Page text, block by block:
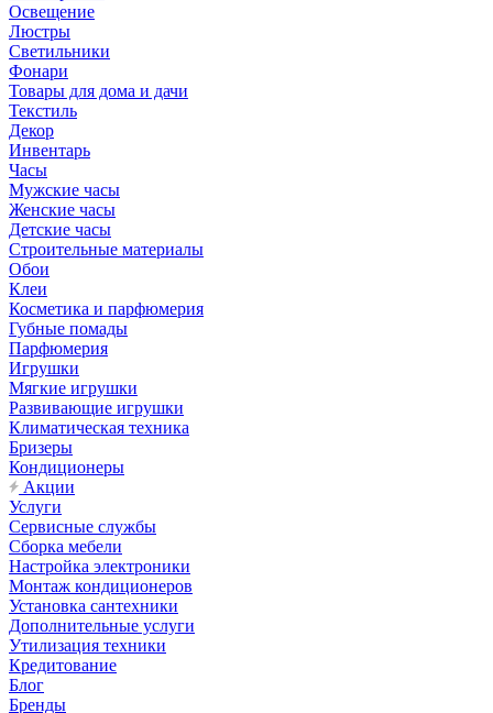
Освещение
Люстры
Светильники
Фонари
Товары для дома и дачи
Текстиль
Декор
Инвентарь
Часы
Мужские часы
Женские часы
Детские часы
Строительные материалы
Обои
Клеи
Косметика и парфюмерия
Губные помады
Парфюмерия
Игрушки
Мягкие игрушки
Развивающие игрушки
Климатическая техника
Бризеры
Кондиционеры
Акции
Услуги
Сервисные службы
Сборка мебели
Настройка электроники
Монтаж кондиционеров
Установка сантехники
Дополнительные услуги
Утилизация техники
Кредитование
Блог
Бренды